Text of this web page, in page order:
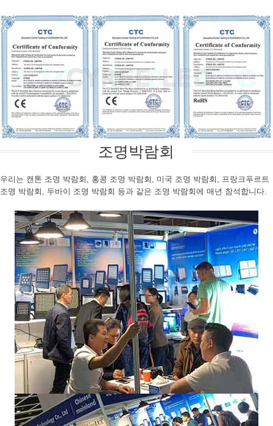
조명박람회
우리는 캔톤 조명 박람회, 홍콩 조명 박람회, 미국 조명 박람회, 프랑크푸르트
조명 박람회, 두바이 조명 박람회 등과 같은 조명 박람회에 매년 참석합니다.